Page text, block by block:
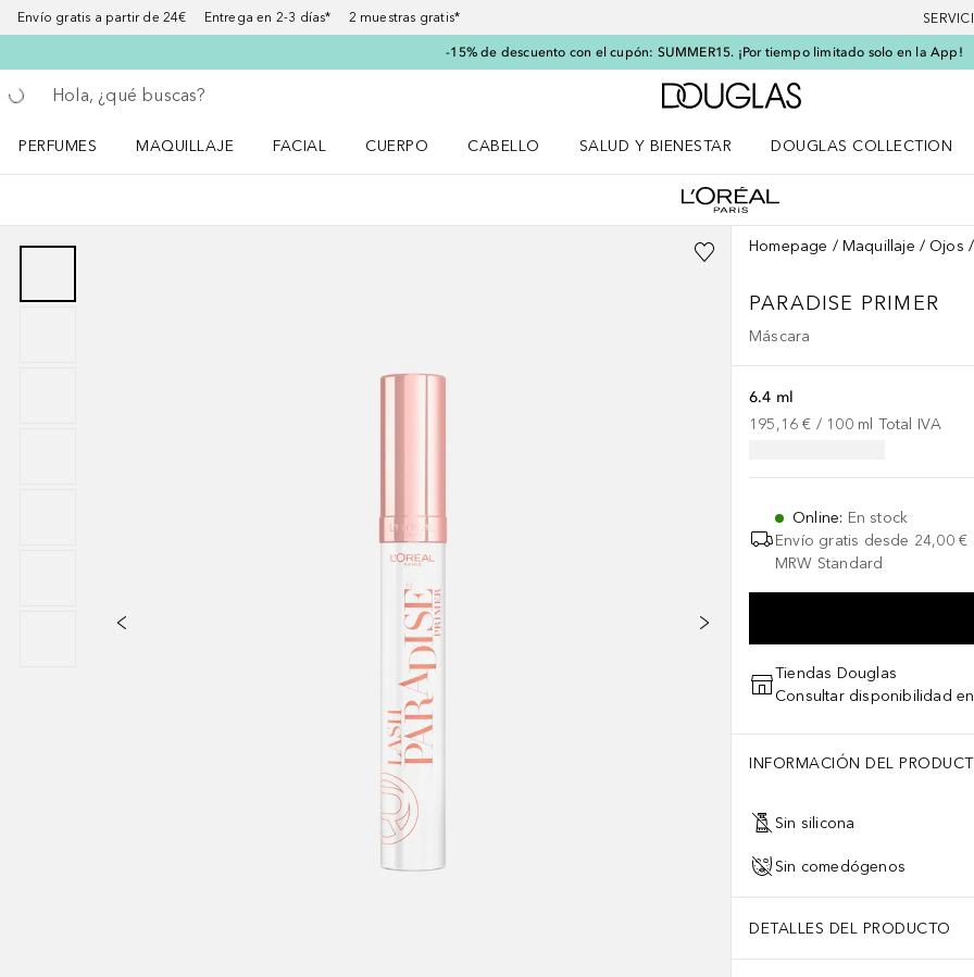
Envío gratis a partir de 24€ Entrega en 2-3 días* 2 muestras gratis*
-15% de descuento con el cupón: SUMMER15. ¡Por tiempo limitado solo en la App!
Regresar
Ejecutar búsqueda
A Douglas Home
PERFUMES
MAQUILLAJE
FACIAL
CUERPO
CABELLO
SALUD Y BIENESTAR
DOUGLAS COLLECTION
Homepage Maquillaje Ojos
PARADISE PRIMER
Máscara
6.4 ml
195,16 € / 100 ml Total IVA
Online: En stock
Envío gratis desde 24,00 €
MRW Standard
Tiendas Douglas
Consultar disponibilidad
INFORMACIÓN DEL
Sin silicona
Sin comedógenos
DETALLES DEL PRODUCTO